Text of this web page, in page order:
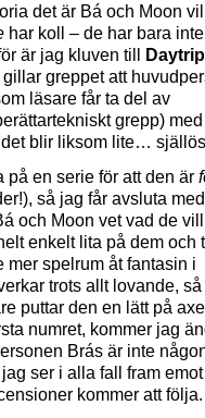
det är Bá och Moon
har koll – de har bara
är jag kluven till
greppet att
läsare får ta del av
grepp)
det blir liksom lite…
på en serie för att den är
så jag får avsluta
och Moon vet vad de
enkelt lita på dem och
spelrum åt fantasin i
trots allt lovande,
puttar den en lätt på
numret, kommer jag
Brás är inte
ser i alla fall fram emot
kommer att följa.